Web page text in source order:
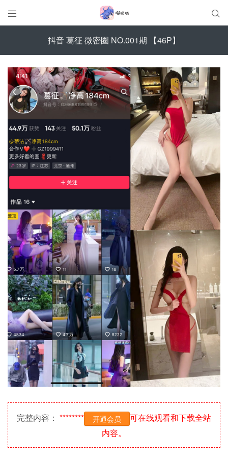
 
抖音 葛征 微密圈 NO.001期 【46P】
完整内容： ******** 开通会员
可在线观看和下载全站
内容。